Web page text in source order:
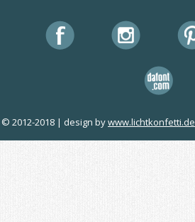
© 2012-2018 | design bywww.lichtkonfetti.de